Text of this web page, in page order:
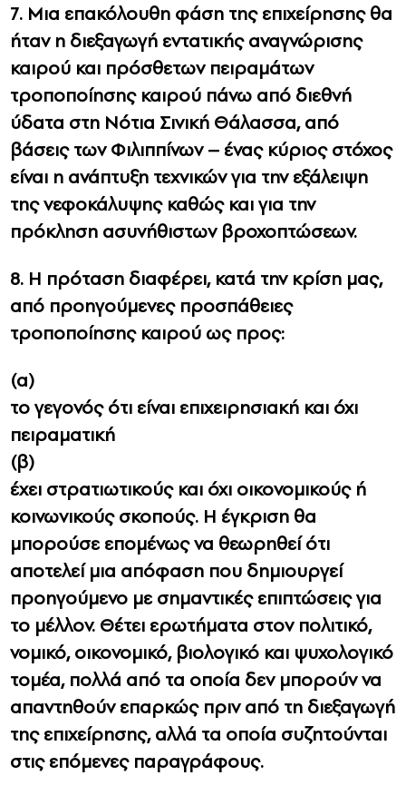
7. Μια επακόλουθη φάση της επιχείρησης θα
ήταν η διεξαγωγή εντατικής αναγνώρισης
καιρού και πρόσθετων πειραμάτων
τροποποίησης καιρού πάνω από διεθνή
ύδατα στη Νότια Σινική Θάλασσα, από
βάσεις των Φιλιππίνων – ένας κύριος στόχος
είναι η ανάπτυξη τεχνικών για την εξάλειψη
της νεφοκάλυψης καθώς και για την
πρόκληση ασυνήθιστων βροχοπτώσεων.
8. Η πρόταση διαφέρει, κατά την κρίση μας,
από προηγούμενες προσπάθειες
τροποποίησης καιρού ως προς:
(α)
το γεγονός ότι είναι επιχειρησιακή και όχι
πειραματική
(β)
έχει στρατιωτικούς και όχι οικονομικούς ή
κοινωνικούς σκοπούς. Η έγκριση θα
μπορούσε επομένως να θεωρηθεί ότι
αποτελεί μια απόφαση που δημιουργεί
προηγούμενο με σημαντικές επιπτώσεις για
το μέλλον. Θέτει ερωτήματα στον πολιτικό,
νομικό, οικονομικό, βιολογικό και ψυχολογικό
τομέα, πολλά από τα οποία δεν μπορούν να
απαντηθούν επαρκώς πριν από τη διεξαγωγή
της επιχείρησης, αλλά τα οποία συζητούνται
στις επόμενες παραγράφους.